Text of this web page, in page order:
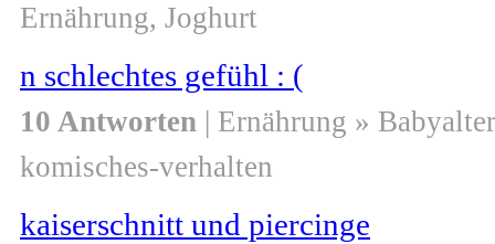
Ernährung, Joghurt
n schlechtes gefühl : (
10 Antworten | Ernährung » Babyalter
komisches-verhalten
kaiserschnitt und piercinge